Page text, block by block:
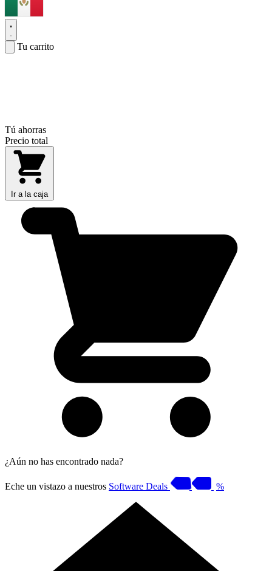
Tu carrito
Tú ahorras
Precio total
Ir a la caja
¿Aún no has encontrado nada?
Eche un vistazo a nuestros Software Deals %